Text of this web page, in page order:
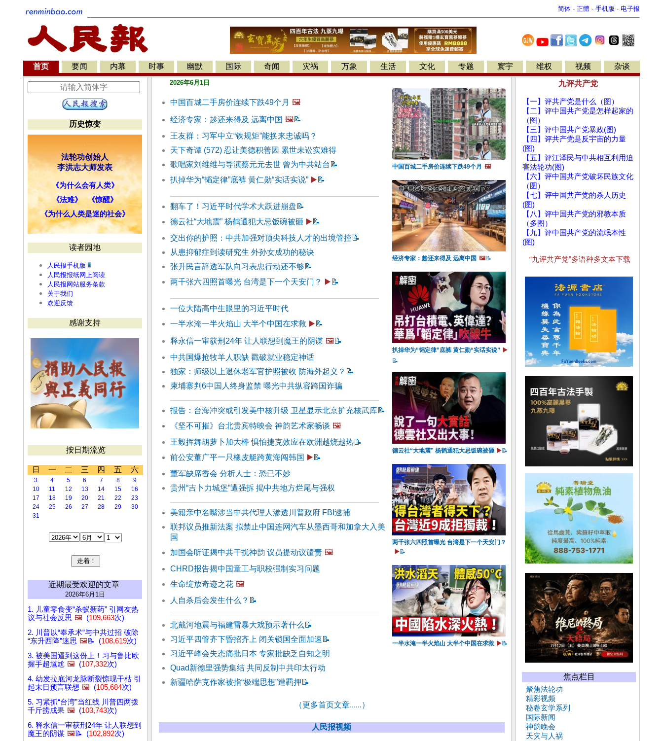
简体 - 正體 - 手机版 - 电子报
首页 要闻 内幕 时事 幽默 国际 奇闻 灾祸 万象 生活 文化 专题 寰宇 维权 视频 杂谈
历史惊变
法轮功创始人
李洪志大师发表
《为什么会有人类》
《法难》
《惊醒》
《为什么人类是迷的社会》
读者园地
人民报手机版
人民报报纸网上阅读
人民报网站服务条款
关于我们
欢迎反馈
感谢支持
按日期流览
日 一 二 三 四 五 六
3 4 5 6 7 8
9
10
11 12 13 14 15
16
17
18 19 20 21 22
23
24
25 26 27 28 29
30
31
近期最受欢迎的文章
2026年6月1日
1. 儿童零食变“杀蚁新药” 引网友热
议与社会反思 🖼️ (109,663次)
2. 川普以“奉承术”与中共过招 破除
“东升西降”迷思 🖼️📝 (108,619次)
3. 被美国逼到这份上！习与鲁比欧
握手超尴尬 🖼️ (107,332次)
4. 幼发拉底河龙脉断裂惊现干枯 引
起末日预言联想 🖼️ (105,684次)
5. 习紧抓“台湾”当红线 川普四两拨
千斤捞成果 🖼️ (103,743次)
6. 释永信一审获刑24年 让人联想到
魔王的阴谋 🖼️📝 (102,892次)
2026年6月1日
中国百城二手房价连续下跌49个月 🖼️
经济专家：趁还来得及 远离中国 🖼️📝
王友群：习军中立“铁规矩”能换来忠诚吗？
天下奇谭 (572) 忍让美德积善因 累世未讼实难得
歌唱家刘维维与导演蔡元元去世 曾为中共站台 📝
扒掉华为“韬定律”底裤 黄仁勋“实话实说” ▶️ 📝
翻车了！习近平时代学术大跃进崩盘 📝
德云社“大地震” 杨鹤通犯大忌饭碗被砸 ▶️ 📝
交出你的护照：中共加强对顶尖科技人才的出境管控📝
从患抑郁症到读研究生 外孙女成功的秘诀
张升民言辞透军队向习表忠行动还不够 📝
两千张六四照首曝光 台湾是下一个天安门？ ▶️ 📝
一位大陆高中生眼里的习近平时代
一半水淹一半火焰山 大半个中国在求救 ▶️ 📝
释永信一审获刑24年 让人联想到魔王的阴谋 🖼️📝
中共国爆抢牧羊人职缺 戳破就业稳定神话
独家：师级以上退休老军官护照被收 防海外起义？ 📝
柬埔寨判6中国人终身监禁 曝光中共纵容跨国诈骗
报告：台海冲突或引发美中核升级 卫星显示北京扩充核武库📝
《坚不可摧》台北贵宾特映会 神韵艺术家畅谈 🖼️
王毅挥舞胡萝卜加大棒 惧怕捷克效应在欧洲越烧越热📝
前公安董广平一只橡皮艇跨黄海闯韩国 ▶️ 📝
董军缺席香会 分析人士：恐已不妙
贵州“吉卜力城堡”遭强拆 揭中共地方烂尾与强权
美籍亲中名嘴涉当中共代理人渗透川普政府 FBI逮捕
联邦议员推新法案 拟禁止中国连网汽车从墨西哥和加拿大入美
国
加国会听证揭中共干扰神韵 议员提动议谴责 🖼️
CHRD报告揭中国童工与职校强制实习问题
生命绽放奇迹之花 🖼️
人自杀后会发生什么？ 📝
北戴河地震与福建雷暴大戏预示著什么 📝
习近平四管齐下昏招齐上 闭关锁国全面加速 📝
习近平峰会失态痛批日本 专家批缺乏自知之明
Quad新德里强势集结 共同反制中共印太行动
新疆哈萨克作家被指“极端思想”遭羁押 📝
（更多首页文章......）
中国百城二手房价连续下跌49个月 🖼️
经济专家：趁还来得及 远离中国 🖼️📝
扒掉华为“韬定律”底裤 黄仁勋“实话实说” ▶️
📝
德云社“大地震” 杨鹤通犯大忌饭碗被砸 ▶️📝
两千张六四照首曝光 台湾是下一个天安门？
▶️📝
一半水淹一半火焰山 大半个中国在求救 ▶️📝
人民报视频
九评共产党
【一】评共产党是什么（图）
【二】评中国共产党是怎样起家的
（图）
【三】评中国共产党暴政(图)
【四】评共产党是反宇宙的力量
(图)
【五】评江泽民与中共相互利用迫
害法轮功(图)
【六】评中国共产党破坏民族文化
（图）
【七】评中国共产党的杀人历史
(图)
【八】评中国共产党的邪教本质
（多图）
【九】评中国共产党的流氓本性
(图)
“九评共产党”多语种多文本下载
焦点栏目
聚焦法轮功
精彩视频
秘卷玄学系列
国际新闻
神韵晚会
天灾与人祸